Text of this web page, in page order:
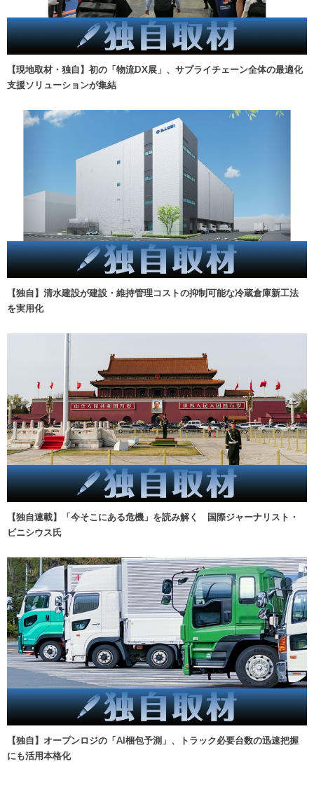
【現地取材・独自】初の「物流DX展」、サプライチェーン全体の最適化
支援ソリューションが集結
【独自】清水建設が建設・維持管理コストの抑制可能な冷蔵倉庫新工法
を実用化
【独自連載】「今そこにある危機」を読み解く 国際ジャーナリスト・
ビニシウス氏
【独自】オープンロジの「AI梱包予測」、トラック必要台数の迅速把握
にも活用本格化